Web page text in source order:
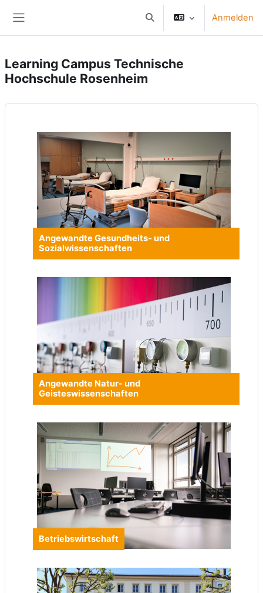
Sucheingabe umschalten
Anmelden
Learning Campus Technische
Hochschule Rosenheim
Angewandte Gesundheits- und
Sozialwissenschaften
Angewandte Natur- und
Geisteswissenschaften
Betriebswirtschaft